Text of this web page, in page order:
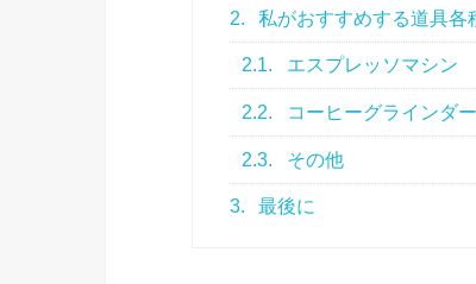
2. 私がおすすめする道具各
2.1. エスプレッソマシン
2.2. コーヒーグラインダー
2.3. その他
3. 最後に